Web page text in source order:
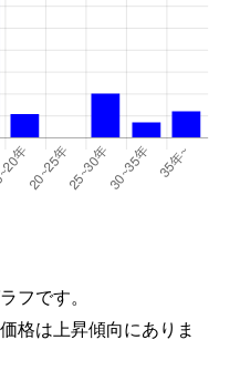
フです。
格は上昇傾向にありま